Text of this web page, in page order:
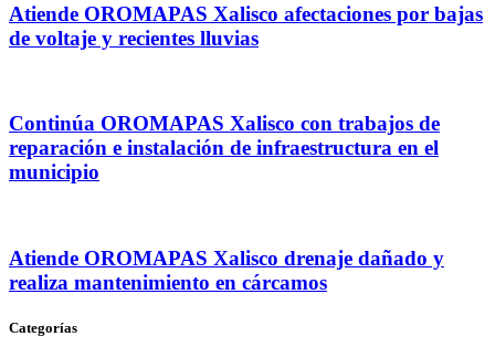
Atiende OROMAPAS Xalisco afectaciones por bajas
de voltaje y recientes lluvias
Continúa OROMAPAS Xalisco con trabajos de
reparación e instalación de infraestructura en el
municipio
Atiende OROMAPAS Xalisco drenaje dañado y
realiza mantenimiento en cárcamos
Categorías